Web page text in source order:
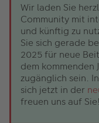
Wir laden Sie
Community mit
und künftig zu
Sie sich gerade
2025 für neue
dem kommenden
zugänglich sein.
sich jetzt in der
freuen uns auf Sie!